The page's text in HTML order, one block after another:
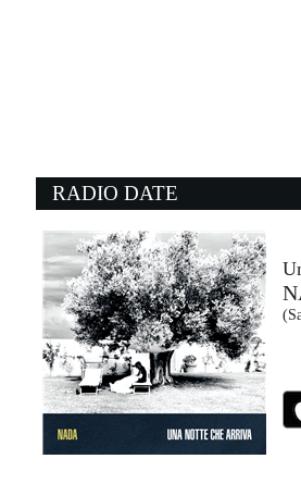
09:14:58
NEIL YOUNG
Warner Music (WMG)
09:16:03
I Don't Mind
SEM JACOBS, ESRA
FUNKiMAN (-)
RADIO DATE